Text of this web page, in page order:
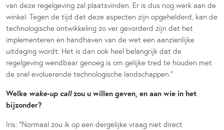
van deze regelgeving zal plaatsvinden. Er is dus nog werk aan de
winkel. Tegen de tijd dat deze aspecten zijn opgehelderd, kan de
technologische ontwikkeling zo ver gevorderd zijn dat het
implementeren en handhaven van de wet een aanzienlijke
uitdaging wordt. Het is dan ook heel belangrijk dat de
regelgeving wendbaar genoeg is om gelijke tred te houden met
de snel evoluerende technologische landschappen.”
Welke wake-up callzou u willen geven, en aan wie in het
bijzonder?
Iris: “Normaal zou ik op een dergelijke vraag niet direct